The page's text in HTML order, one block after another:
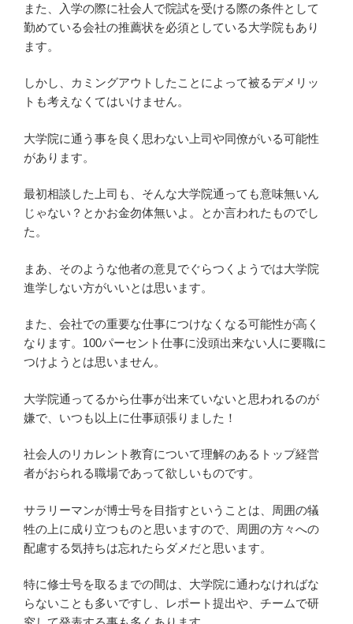
また、入学の際に社会人で院試を受ける際の条件として
勤めている会社の推薦状を必須としている大学院もあり
ます。
しかし、カミングアウトしたことによって被るデメリッ
トも考えなくてはいけません。
大学院に通う事を良く思わない上司や同僚がいる可能性
があります。
最初相談した上司も、そんな大学院通っても意味無いん
じゃない？とかお金勿体無いよ。とか言われたものでし
た。
まあ、そのような他者の意見でぐらつくようでは大学院
進学しない方がいいとは思います。
また、会社での重要な仕事につけなくなる可能性が高く
なります。100パーセント仕事に没頭出来ない人に要職に
つけようとは思いません。
大学院通ってるから仕事が出来ていないと思われるのが
嫌で、いつも以上に仕事頑張りました！
社会人のリカレント教育について理解のあるトップ経営
者がおられる職場であって欲しいものです。
サラリーマンが博士号を目指すということは、周囲の犠
牲の上に成り立つものと思いますので、周囲の方々への
配慮する気持ちは忘れたらダメだと思います。
特に修士号を取るまでの間は、大学院に通わなければな
らないことも多いですし、レポート提出や、チームで研